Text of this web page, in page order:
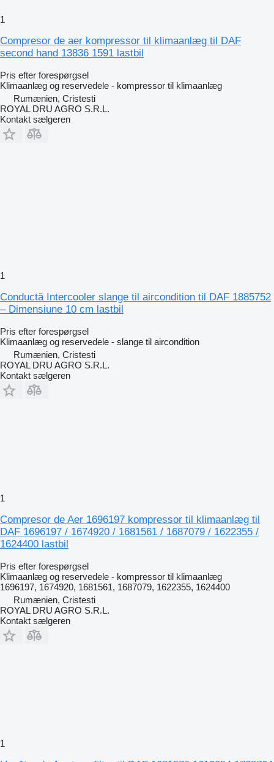
1
Compresor de aer kompressor til klimaanlæg til DAF
second hand 13836 1591 lastbil
Pris efter forespørgsel
Klimaanlæg og reservedele - kompressor til klimaanlæg
Rumænien, Cristesti
ROYAL DRU AGRO S.R.L.
Kontakt sælgeren
1
Conductă Intercooler slange til aircondition til DAF 1885752
– Dimensiune 10 cm lastbil
Pris efter forespørgsel
Klimaanlæg og reservedele - slange til aircondition
Rumænien, Cristesti
ROYAL DRU AGRO S.R.L.
Kontakt sælgeren
1
Compresor de Aer 1696197 kompressor til klimaanlæg til
DAF 1696197 / 1674920 / 1681561 / 1687079 / 1622355 /
1624400 lastbil
Pris efter forespørgsel
Klimaanlæg og reservedele - kompressor til klimaanlæg
1696197, 1674920, 1681561, 1687079, 1622355, 1624400
Rumænien, Cristesti
ROYAL DRU AGRO S.R.L.
Kontakt sælgeren
1